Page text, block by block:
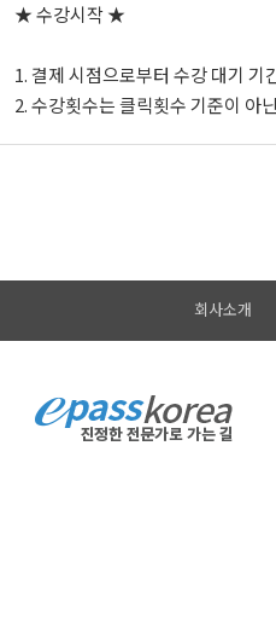
★ 수강시작 ★
1. 결제 시점으로부터 수강 대기
2. 수강횟수는 클릭횟수 기준이 아
회사소개